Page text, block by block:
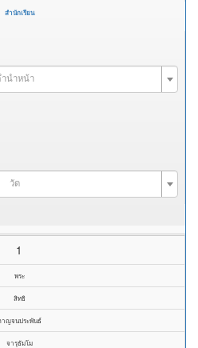
สำนักเรียน
นำหน้า
วัด
1
พระ
สิทธิ
าญจนประพันธ์
จารุธัมโม